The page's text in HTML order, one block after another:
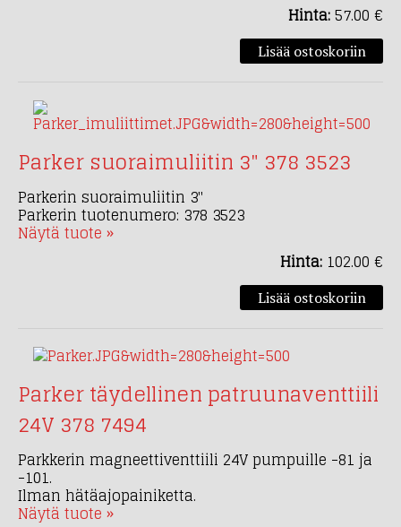
Hinta:57.00 €
Parker suoraimuliitin 3" 378 3523
Parkerin suoraimuliitin 3"
Parkerin tuotenumero: 378 3523
Näytä tuote »
Hinta: 102.00 €
Parker täydellinen patruunaventtiili
24V 378 7494
Parkkerin magneettiventtiili 24V pumpuille -81 ja
-101.
Ilman hätäajopainiketta.
Näytä tuote »